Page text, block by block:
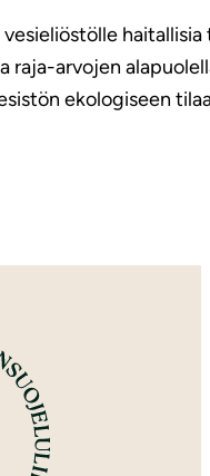
raja-arvojen
ekologiseen